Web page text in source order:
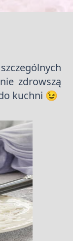
zdrowszą
kuchni 😉